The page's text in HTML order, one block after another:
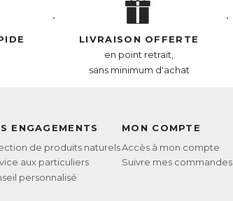
LIVRAISON OFFERTE
en point retrait,
sans minimum d'achat
ENGAGEMENTS
de produits naturels
aux particuliers
personnalisé
MON COMPTE
Accès à mon compte
Suivre mes commandes